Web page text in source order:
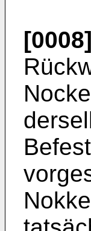
[0008]